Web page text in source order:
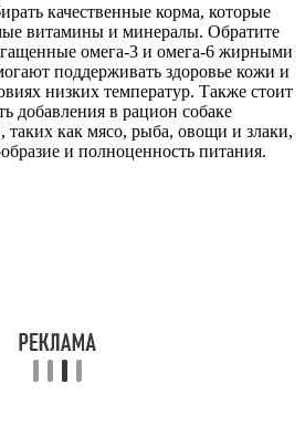
качественные корма, которые
витамины и минералы. Обратите
омега-3 и омега-6 жирными
поддерживать здоровье кожи и
низких температур. Также стоит
добавления в рацион собаке
таких как мясо, рыба, овощи и злаки,
и полноценность питания.